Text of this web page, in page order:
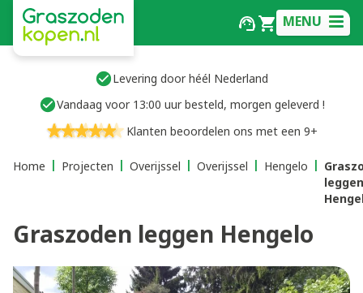
MENU
Levering door héél Nederland
Vandaag voor 13:00 uur besteld, morgen geleverd !
Klanten beoordelen ons met een 9+
Home Projecten Overijssel Overijssel Hengelo
leggen
Graszoden leggen Hengelo